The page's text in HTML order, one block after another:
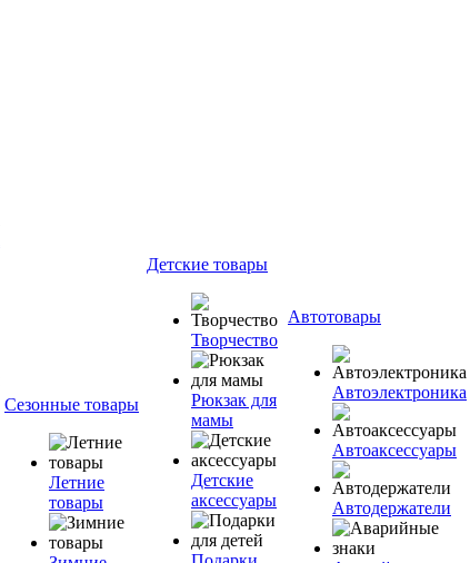
Сезонные товары
Летние
товары
Детские товары
Творчество
Рюкзак для
мамы
Детские
аксессуары
Автотовары
Автоэлектроника
Автоаксессуары
Автодержатели